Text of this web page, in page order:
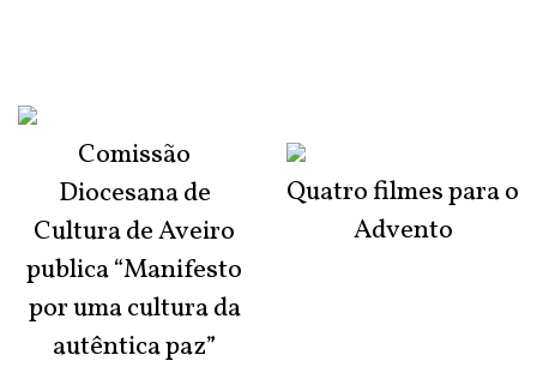
Comissão
Diocesana de
Cultura de Aveiro
publica “Manifesto
por uma cultura da
autêntica paz”
Quatro filmes para o
Advento